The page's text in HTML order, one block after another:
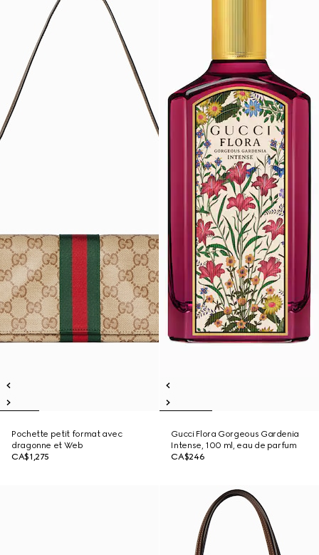
Pochette petit format avec
dragonne et Web
CA$1,275
Gucci Flora Gorgeous Gardenia
Intense, 100 ml, eau de parfum
CA$246